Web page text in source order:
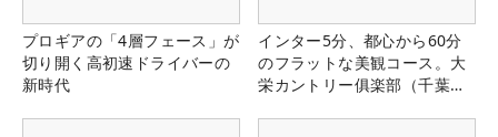
プロギアの「4層フェース」が
切り開く高初速ドライバーの
新時代
インター5分、都心から60分
のフラットな美観コース。大
栄カントリー俱楽部（千葉